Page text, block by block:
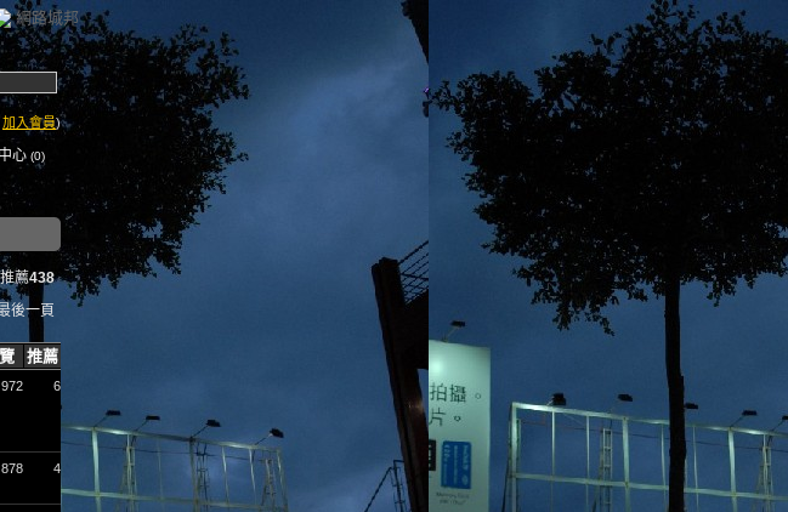
網路城邦
加入會員)
心 (0)
薦438
推薦
972 6
878 4